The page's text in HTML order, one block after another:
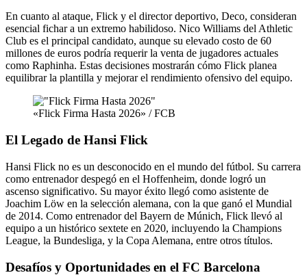
En cuanto al ataque, Flick y el director deportivo, Deco, consideran
esencial fichar a un extremo habilidoso. Nico Williams del Athletic
Club es el principal candidato, aunque su elevado costo de 60
millones de euros podría requerir la venta de jugadores actuales
como Raphinha. Estas decisiones mostrarán cómo Flick planea
equilibrar la plantilla y mejorar el rendimiento ofensivo del equipo.
«Flick Firma Hasta 2026» / FCB
El Legado de Hansi Flick
Hansi Flick no es un desconocido en el mundo del fútbol. Su carrera
como entrenador despegó en el Hoffenheim, donde logró un
ascenso significativo. Su mayor éxito llegó como asistente de
Joachim Löw en la selección alemana, con la que ganó el Mundial
de 2014. Como entrenador del Bayern de Múnich, Flick llevó al
equipo a un histórico sextete en 2020, incluyendo la Champions
League, la Bundesliga, y la Copa Alemana, entre otros títulos.
Desafíos y Oportunidades en el FC Barcelona